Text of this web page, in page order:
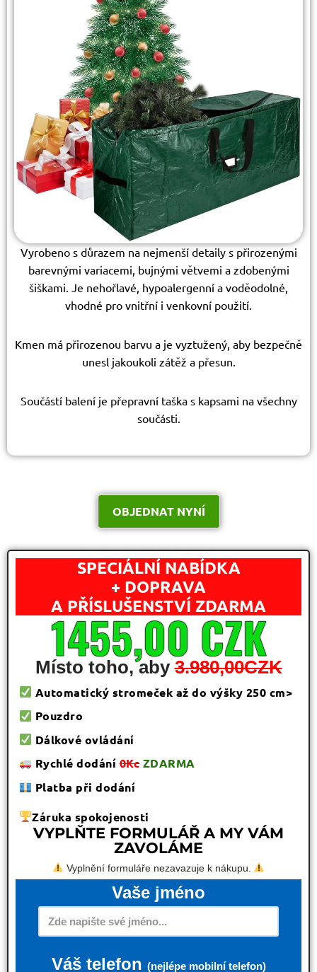
Vyrobeno s důrazem na nejmenší detaily s přirozenými
barevnými variacemi, bujnými větvemi a zdobenými
šiškami. Je nehořlavé, hypoalergenní a voděodolné,
vhodné pro vnitřní i venkovní použití.
Kmen má přirozenou barvu a je vyztužený, aby bezpečně
unesl jakoukoli zátěž a přesun.
Součástí balení je přepravní taška s kapsami na všechny
součásti.
OBJEDNAT NYNÍ
SPECIÁLNÍ NABÍDKA
+ DOPRAVA
A PŘÍSLUŠENSTVÍ ZDARMA
1455,00 CZK
Místo toho, aby3.980,00CZK
Automatický stromeček až do výšky 250 cm>
Pouzdro
Dálkové ovládání
Rychlé dodání0KcZDARMA
Platba při dodání
Záruka spokojenosti
VYPLŇTE FORMULÁŘ A MY VÁM
ZAVOLÁME
Vyplnění formuláře nezavazuje k nákupu.
Vaše jméno
Váš telefon (nejlépe mobilní telefon)